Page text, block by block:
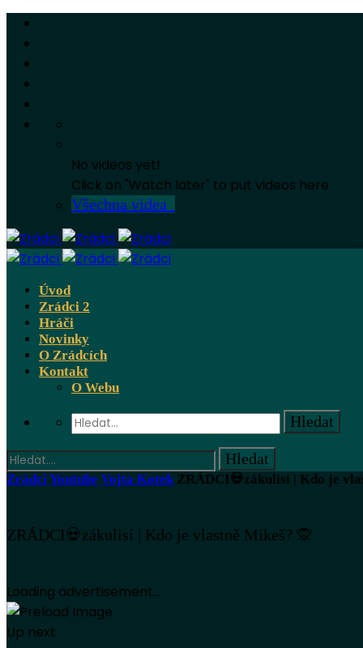
No videos yet!
Click on "Watch later" to put videos here
Všechna videa
Úvod
Zrádci 2
Hráči
Novinky
O Zrádcích
Kontakt
O Webu
ZrádciYoutube Vojta Kotek ZRÁDCI💀zákulisí | Kdo je
ZRÁDCI💀zákulisí | Kdo je vlastně Mikeš? 🙊
Loading advertisement...
Up next